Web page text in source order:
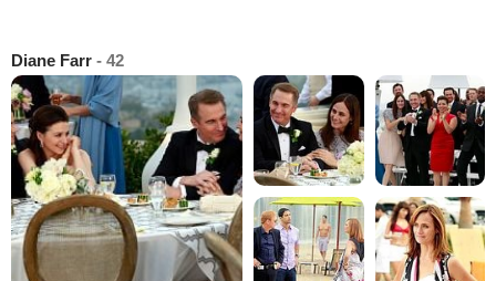
Diane Farr - 42